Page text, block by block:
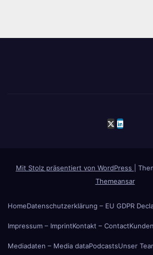
Mit Stolz präsentiert von WordPress
Themeansar
HomeDatenschutzerklärung – EU GDPR
Impressum – ImprintKontakt – Contact
Mediadaten – Media dataPodcastsUnser